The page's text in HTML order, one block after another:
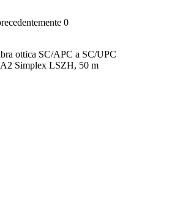
0
ottica SC/APC a SC/UPC
Simplex LSZH, 50 m